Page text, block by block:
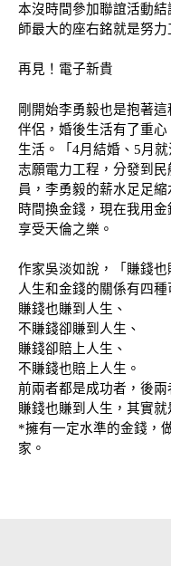
本沒時間參加聯誼活動
師最大的座右銘就是努
再見！電子新貴
剛開始李勇毅也是抱著這
伴侶，婚後生活有了重
生活。「4月結婚、5月
志願電力工程，分發到
員，李勇毅的薪水足足
時間換金錢，現在我用
享受天倫之樂。
作家吳淡如說，「賺錢也
人生和金錢的關係有四種
賺錢也賺到人生、
不賺錢卻賺到人生、
賺錢卻賠上人生、
不賺錢也賠上人生。
前兩者都是成功者，後兩
賺錢也賺到人生，其實就
*擁有一定水準的金錢，
家。